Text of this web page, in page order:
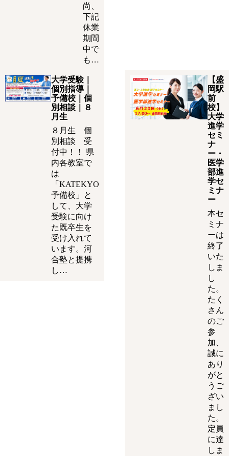
尚、
下記
休業
期間
中で
も…
大学受験｜
個別指導｜
予備校｜個
別相談｜８
月生
８月生 個
別相談 受
付中！！ 県
内各教室で
は
「KATEKYO
予備校」と
して、大学
受験に向け
た既卒生を
受け入れて
います。河
合塾と提携
し…
【盛
岡駅
前
校】
大学
進学
セミ
ナ
ー・
医学
部進
学セ
ミナ
ー
本セ
ミナ
ーは
終了
いた
しま
し
た。
たく
さん
のご
参
加、
誠に
あり
がと
うご
ざい
まし
た。
定員
に達
しま